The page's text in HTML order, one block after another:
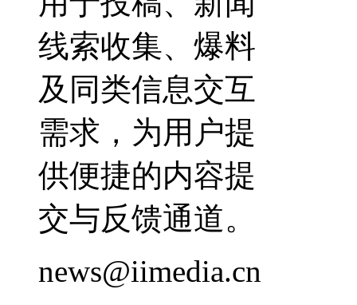
线索收集、爆料
及同类信息交互
需求，为用户提
供便捷的内容提
交与反馈通道。
news@iimedia.cn